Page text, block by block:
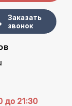
Заказать
звонок
до 21:30